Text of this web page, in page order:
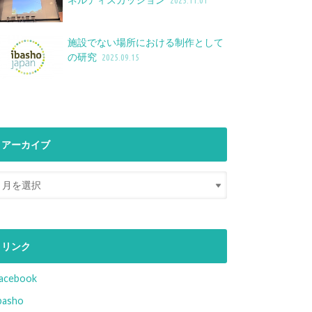
施設でない場所における制作として
の研究 2025.09.15
アーカイブ
リンク